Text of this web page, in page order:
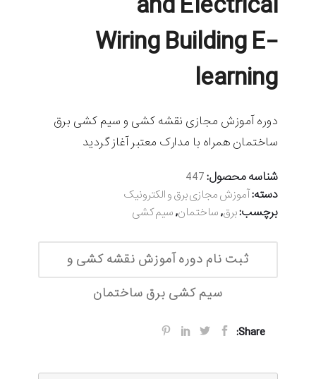
Wiring Building E-
learning
دوره آموزش مجازی نقشه کشی و سیم کشی برق
ساختمان همراه با مدارک معتبر آغاز گردید
شناسه محصول:447
دسته:آموزش مجازی برق و الکترونیک
برچسب:برق,ساختمان,سیم کشی
ثبت نام دوره آموزش نقشه کشی و
سیم کشی برق ساختمان
Share: